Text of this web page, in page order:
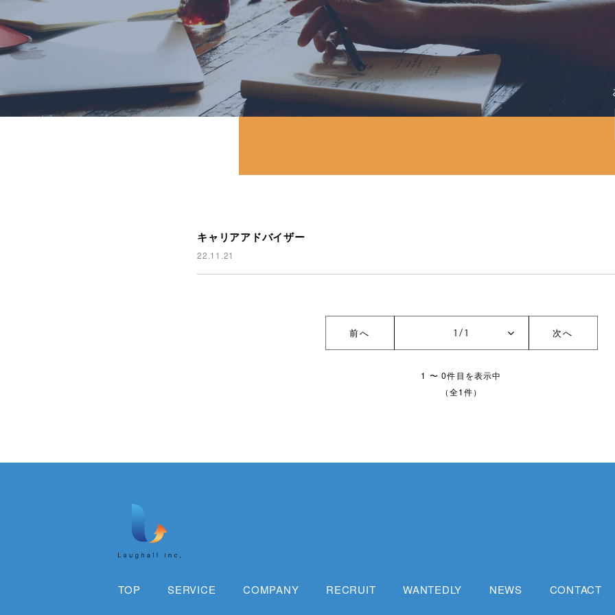
キャリアアドバイザー
22.11.21
前へ 次へ
1 〜 0件目を表示中
（全1件）
TOP SERVICE COMPANY RECRUIT WANTEDLY NEWS CONTACT